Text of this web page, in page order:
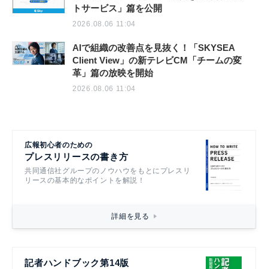
トサービス」篇を公開
2026.08.06 11:04
AIで組織の改善点を見抜く！「SKYSEA
Client View」の新テレビCM「チームの変
革」篇の放映を開始
2026.08.06 11:04
広報初心者のための
プレスリリースの書き方
共同通信社グループのノウハウをもとにプレスリ
リースの基本的なポイントを解説！
詳細を見る
記者ハンドブック第14版